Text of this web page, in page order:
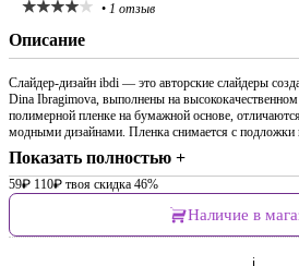
• 1 отзыв
Описание
Слайдер-дизайн ibdi — это авторские слайдеры
Dina Ibragimova, выполнены на
полимерной пленке на бумажной основе,
модными дизайнами. Пленка снимается с
Показать полностью +
59₽ 110₽ твоя скидка 46%
Наличие в